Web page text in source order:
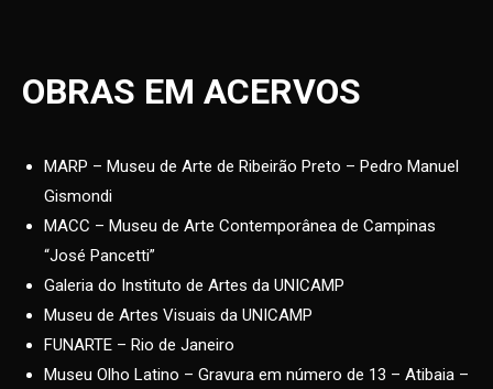
OBRAS EM ACERVOS
MARP – Museu de Arte de Ribeirão Preto – Pedro Manuel
Gismondi
MACC – Museu de Arte Contemporânea de Campinas
“José Pancetti”
Galeria do Instituto de Artes da UNICAMP
Museu de Artes Visuais da UNICAMP
FUNARTE – Rio de Janeiro
Museu Olho Latino – Gravura em número de 13 – Atibaia –